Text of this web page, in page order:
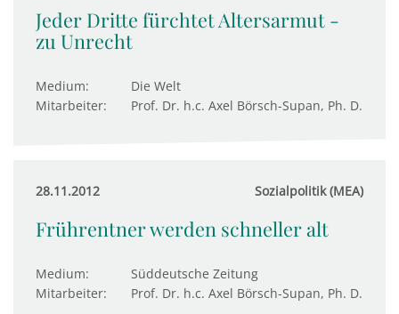
Jeder Dritte fürchtet Altersarmut -
zu Unrecht
Medium:
Die Welt
Mitarbeiter:
Prof. Dr. h.c. Axel Börsch-Supan, Ph. D.
28.11.2012 Sozialpolitik (MEA)
Frührentner werden schneller alt
Medium:
Süddeutsche Zeitung
Mitarbeiter:
Prof. Dr. h.c. Axel Börsch-Supan, Ph. D.